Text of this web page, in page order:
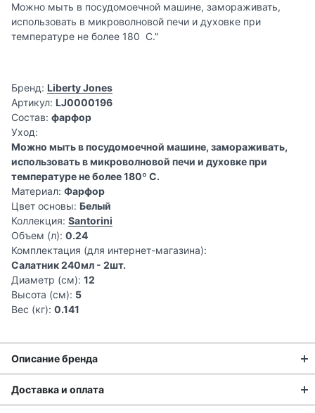
Можно мыть в посудомоечной машине, замораживать,
использовать в микроволновой печи и духовке при
температуре не более 180 C."
Бренд: Liberty Jones
Артикул: LJ0000196
Состав: фарфор
Уход:
Можно мыть в посудомоечной машине, замораживать,
использовать в микроволновой печи и духовке при
температуре не более 180º C.
Материал: Фарфор
Цвет основы: Белый
Коллекция: Santorini
Объем (л): 0.24
Комплектация (для интернет-магазина):
Салатник 240мл - 2шт.
Диаметр (см): 12
Высота (см): 5
Вес (кг): 0.141
Описание бренда
Английский стиль в каждой
Доставка и оплата